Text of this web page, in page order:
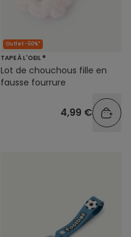
Outlet -50%*
TAPE À L'OEIL ®
Lot de chouchous fille en
fausse fourrure
4,99 €